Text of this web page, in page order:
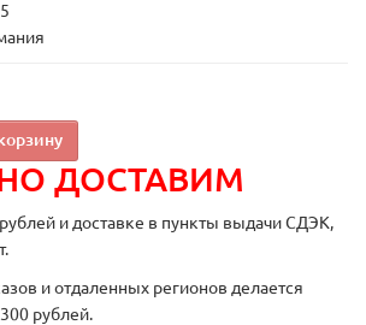
ДОСТАВИМ
и доставке в пункты выдачи СДЭК,
и отдаленных регионов делается
рублей.